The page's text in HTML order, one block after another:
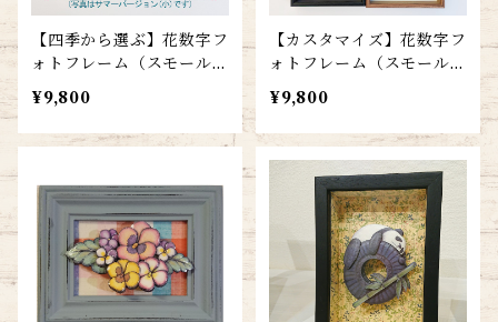
【四季から選ぶ】花数字フ
ォトフレーム（スモールサ
イズ）
¥9,800
【カスタマイズ】花数字フ
ォトフレーム（スモールサ
イズ）
¥9,800